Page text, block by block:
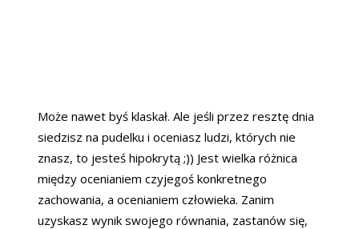
Może nawet byś klaskał. Ale jeśli przez resztę dnia
siedzisz na pudelku i oceniasz ludzi, których nie
znasz, to jesteś hipokrytą ;)) Jest wielka różnica
między ocenianiem czyjegoś konkretnego
zachowania, a ocenianiem człowieka. Zanim
uzyskasz wynik swojego równania, zastanów się,